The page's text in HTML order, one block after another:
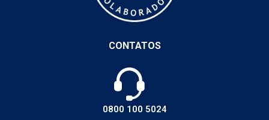
CONTATOS
0800 100 5024